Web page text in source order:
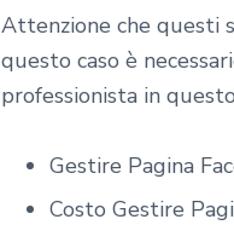
Attenzione che questi
questo caso è
professionista in
Gestire Pagina
Costo Gestire